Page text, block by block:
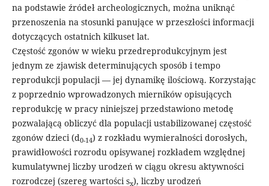
na podstawie źródeł archeologicznych, można uniknąć
przenoszenia na stosunki panujące w przeszłości informacji
dotyczących ostatnich kilkuset lat.
Częstość zgonów w wieku przedreprodukcyjnym jest
jednym ze zjawisk determinujących sposób i tempo
reprodukcji populacji — jej dynamikę ilościową. Korzystając
z poprzednio wprowadzonych mierników opisujących
reprodukcję w pracy niniejszej przedstawiono metodę
pozwalającą obliczyć dla populacji ustabilizowanej częstość
zgonów dzieci (d0-14) z rozkładu wymieralności dorosłych,
prawidłowości rozrodu opisywanej rozkładem względnej
kumulatywnej liczby urodzeń w ciągu okresu aktywności
rozrodczej (szereg wartości sx), liczby urodzeń